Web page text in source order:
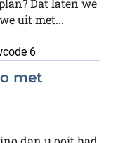
uit met...
met